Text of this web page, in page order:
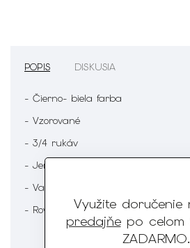
Využite doručenie
predajňepo celom
ZADARMO.
POPIS DISKUSIA
- Čierno- biela farba
- Vzorované
- 3/4 rukáv
- Jemný výstrih
- Vačky
- Rovný strih